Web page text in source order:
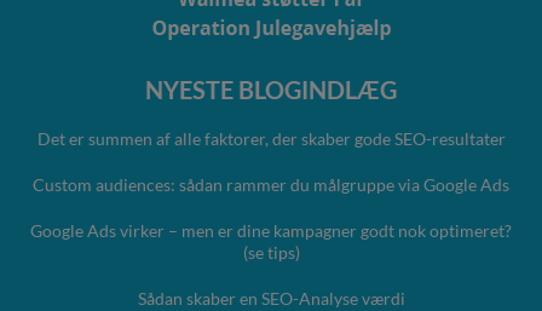
NYESTE BLOGINDLÆG
Det er summen af alle faktorer, der skaber gode SEO-resultater
Custom audiences: sådan rammer du målgruppe via Google Ads
Google Ads virker – men er dine kampagner godt nok optimeret?
(se tips)
Sådan skaber en SEO-Analyse værdi